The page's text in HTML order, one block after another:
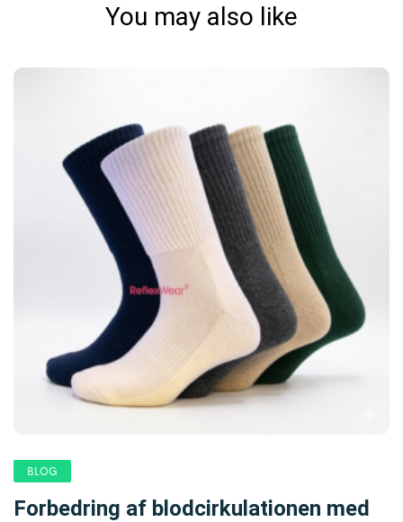
You may also like
BLOG
Forbedring af blodcirkulationen med